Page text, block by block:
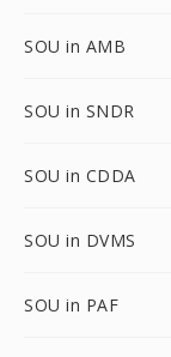
SOU in AMB
SOU in SNDR
SOU in CDDA
SOU in DVMS
SOU in PAF